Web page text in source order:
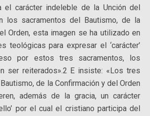
el carácter indeleble de la Unción del
los sacramentos del Bautismo, de la
Orden, esta imagen se ha utilizado en
teológicas para expresar el ‘carácter’
por estos tres sacramentos, los
ser reiterados».2 E insiste: «Los tres
de la Confirmación y del Orden
además de la gracia, un carácter
por el cual el cristiano participa del